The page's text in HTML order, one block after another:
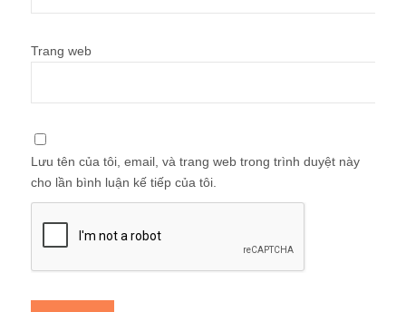
Trang web
Lưu tên của tôi, email, và trang web trong trình duyệt này
cho lần bình luận kế tiếp của tôi.